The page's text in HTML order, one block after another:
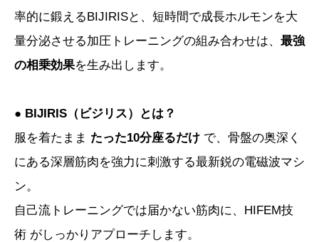
率的に鍛えるBIJIRISと、短時間で成長ホルモンを大
量分泌させる加圧トレーニングの組み合わせは、 最強
の相乗効果を生み出します。
● BIJIRIS（ビジリス）とは？
服を着たまま たった10分座るだけ で、骨盤の奥深く
にある深層筋肉を強力に刺激する最新鋭の電磁波マシ
ン。
自己流トレーニングでは届かない筋肉に、HIFEM技
術 がしっかりアプローチします。